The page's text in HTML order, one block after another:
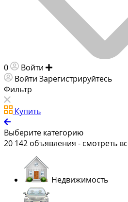
0 Войти
Войти Зарегистрируйтесь
Фильтр
Купить
Выберите категорию
20 142 объявления - смотреть
Недвижимость